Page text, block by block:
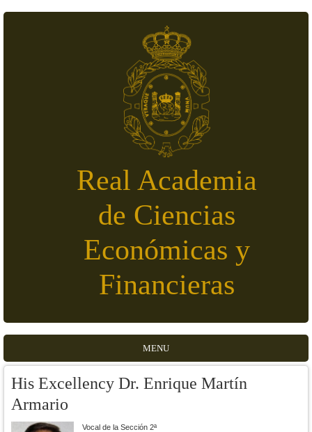
Real Academia
de Ciencias
Económicas y
Financieras
MENU
His Excellency Dr. Enrique Martín
Armario
Vocal de la Sección 2ª